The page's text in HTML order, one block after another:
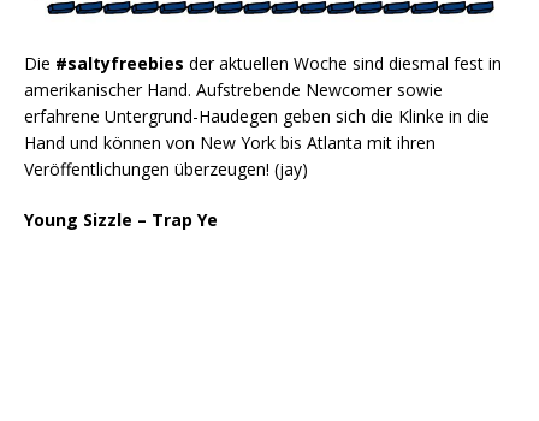
Die #saltyfreebies der aktuellen Woche sind diesmal fest in
amerikanischer Hand. Aufstrebende Newcomer sowie
erfahrene Untergrund-Haudegen geben sich die Klinke in die
Hand und können von New York bis Atlanta mit ihren
Veröffentlichungen überzeugen! (jay)
Young Sizzle – Trap Ye